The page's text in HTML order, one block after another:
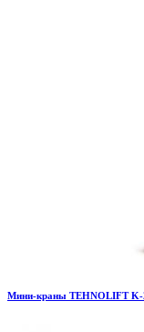
Мини-краны TEHNOLIFT K-